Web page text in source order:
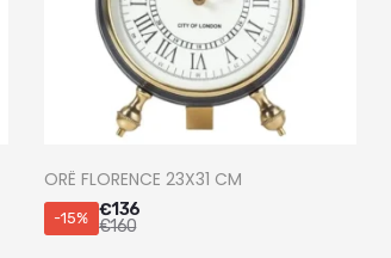
ORË FLORENCE 23X31 CM
-15% €136
€160